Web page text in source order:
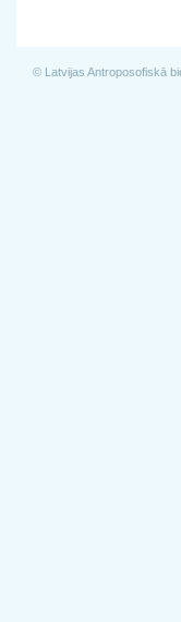
© Latvijas Antroposofiskā